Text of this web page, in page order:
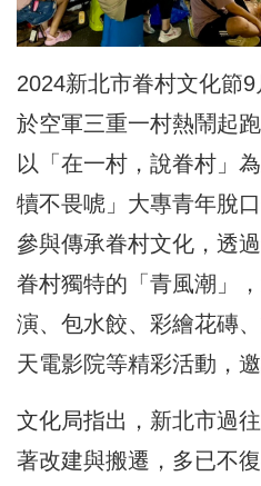
2024新北市眷村文化節
於空軍三重一村熱鬧起
以「在一村，說眷村」
犢不畏唬」大專青年脫
參與傳承眷村文化，透
眷村獨特的「青風潮」
演、包水餃、彩繪花磚
天電影院等精彩活動，
文化局指出， 新北市過
著改建與搬遷，多已不